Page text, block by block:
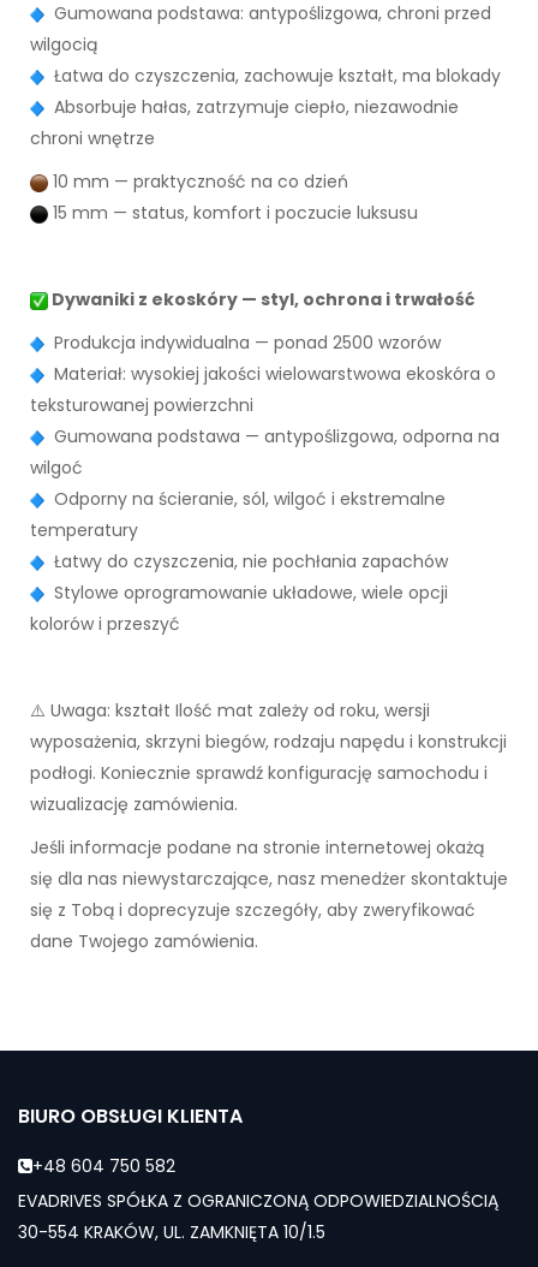
Gumowana podstawa: antypoślizgowa, chroni przed
wilgocią
Łatwa do czyszczenia, zachowuje kształt, ma blokady
Absorbuje hałas, zatrzymuje ciepło, niezawodnie
chroni wnętrze
10 mm — praktyczność na co dzień
15 mm — status, komfort i poczucie luksusu
Dywaniki z ekoskóry — styl, ochrona i trwałość
Produkcja indywidualna — ponad 2500 wzorów
Materiał: wysokiej jakości wielowarstwowa ekoskóra o
teksturowanej powierzchni
Gumowana podstawa — antypoślizgowa, odporna na
wilgoć
Odporny na ścieranie, sól, wilgoć i ekstremalne
temperatury
Łatwy do czyszczenia, nie pochłania zapachów
Stylowe oprogramowanie układowe, wiele opcji
kolorów i przeszyć
⚠️ Uwaga: kształt Ilość mat zależy od roku, wersji
wyposażenia, skrzyni biegów, rodzaju napędu i konstrukcji
podłogi. Koniecznie sprawdź konfigurację samochodu i
wizualizację zamówienia.
Jeśli informacje podane na stronie internetowej okażą
się dla nas niewystarczające, nasz menedżer skontaktuje
się z Tobą i doprecyzuje szczegóły, aby zweryfikować
dane Twojego zamówienia.
BIURO OBSŁUGI KLIENTA
+48 604 750 582
EVADRIVES SPÓŁKA Z OGRANICZONĄ ODPOWIEDZIALNOŚCIĄ
30-554 KRAKÓW, UL. ZAMKNIĘTA 10/1.5